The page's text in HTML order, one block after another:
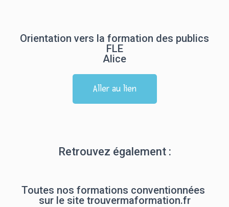
Orientation vers la formation des publics
FLE
Alice
Aller au lien
Retrouvez également :
Toutes nos formations conventionnées
sur le site trouvermaformation.fr